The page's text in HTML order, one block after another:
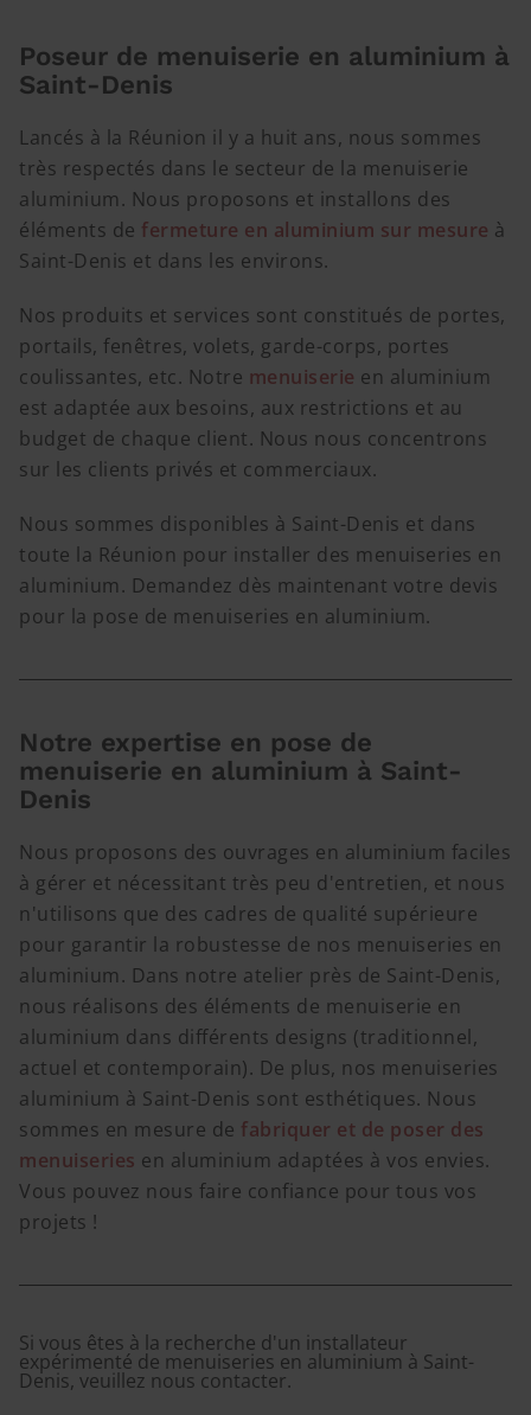
Poseur de menuiserie en aluminium à
Saint-Denis
Lancés à la Réunion il y a huit ans, nous sommes
très respectés dans le secteur de la menuiserie
aluminium. Nous proposons et installons des
éléments de fermeture en aluminium sur mesure à
Saint-Denis et dans les environs.
Nos produits et services sont constitués de portes,
portails, fenêtres, volets, garde-corps, portes
coulissantes, etc. Notre menuiserie en aluminium
est adaptée aux besoins, aux restrictions et au
budget de chaque client. Nous nous concentrons
sur les clients privés et commerciaux.
Nous sommes disponibles à Saint-Denis et dans
toute la Réunion pour installer des menuiseries en
aluminium. Demandez dès maintenant votre devis
pour la pose de menuiseries en aluminium.
Notre expertise en pose de
menuiserie en aluminium à Saint-
Denis
Nous proposons des ouvrages en aluminium faciles
à gérer et nécessitant très peu d'entretien, et nous
n'utilisons que des cadres de qualité supérieure
pour garantir la robustesse de nos menuiseries en
aluminium. Dans notre atelier près de Saint-Denis,
nous réalisons des éléments de menuiserie en
aluminium dans différents designs (traditionnel,
actuel et contemporain). De plus, nos menuiseries
aluminium à Saint-Denis sont esthétiques. Nous
sommes en mesure de fabriquer et de poser des
menuiseries en aluminium adaptées à vos envies.
Vous pouvez nous faire confiance pour tous vos
projets !
Si vous êtes à la recherche d'un installateur
expérimenté de menuiseries en aluminium à Saint-
Denis, veuillez nous contacter.